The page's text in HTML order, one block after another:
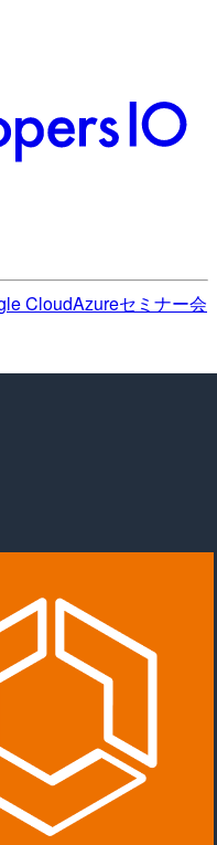
CloudAzureセミナー会